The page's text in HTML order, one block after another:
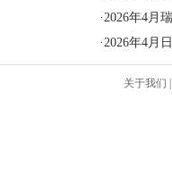
·2026年4月
·2026年4月
关于我们